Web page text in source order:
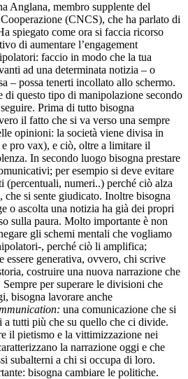
Anglana, membro supplente del
Cooperazione (CNCS), che ha parlato di
spiegato come ora si faccia ricorso
di aumentare l’engagement
faccio in modo che la tua
ad una determinata notizia – o
– possa tenerti incollato allo schermo.
di questo tipo di manipolazione secondo
Prima di tutto bisogna
il fatto che si va verso una sempre
opinioni: la società viene divisa in
pro vax), e ciò, oltre a limitare il
In secondo luogo bisogna prestare
per esempio si deve evitare
(percentuali, numeri..) perché ciò alza
si sente giudicato. Inoltre bisogna
o ascolta una notizia ha già dei propri
sulla paura. Molto importante è non
gli schemi mentali che vogliamo
, perché ciò li amplifica;
essere generativa, ovvero, chi scrive
costruire una nuova narrazione che
per superare le divisioni che
bisogna lavorare anche
una comunicazione che si
tutti più che su quello che ci divide.
il pietismo e la vittimizzazione nei
la narrazione oggi e che
subalterni a chi si occupa di loro.
bisogna cambiare le politiche.